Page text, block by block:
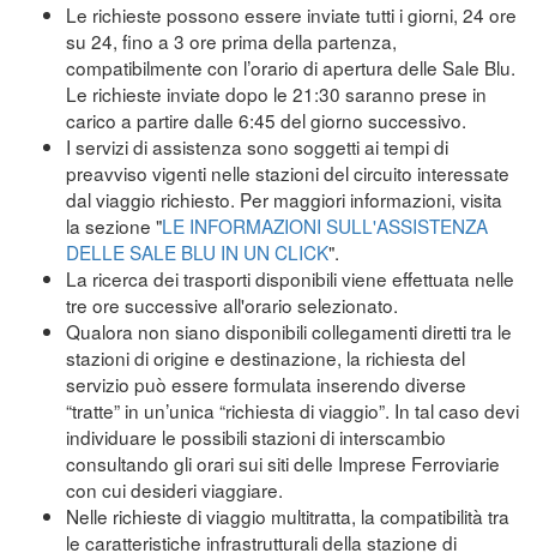
Le richieste possono essere inviate tutti i giorni, 24 ore
su 24, fino a 3 ore prima della partenza,
compatibilmente con l’orario di apertura delle Sale Blu.
Le richieste inviate dopo le 21:30 saranno prese in
carico a partire dalle 6:45 del giorno successivo.
I servizi di assistenza sono soggetti ai tempi di
preavviso vigenti nelle stazioni del circuito interessate
dal viaggio richiesto. Per maggiori informazioni, visita
la sezione "LE INFORMAZIONI SULL'ASSISTENZA
DELLE SALE BLU IN UN CLICK".
La ricerca dei trasporti disponibili viene effettuata nelle
tre ore successive all'orario selezionato.
Qualora non siano disponibili collegamenti diretti tra le
stazioni di origine e destinazione, la richiesta del
servizio può essere formulata inserendo diverse
“tratte” in un’unica “richiesta di viaggio”. In tal caso devi
individuare le possibili stazioni di interscambio
consultando gli orari sui siti delle Imprese Ferroviarie
con cui desideri viaggiare.
Nelle richieste di viaggio multitratta, la compatibilità tra
le caratteristiche infrastrutturali della stazione di